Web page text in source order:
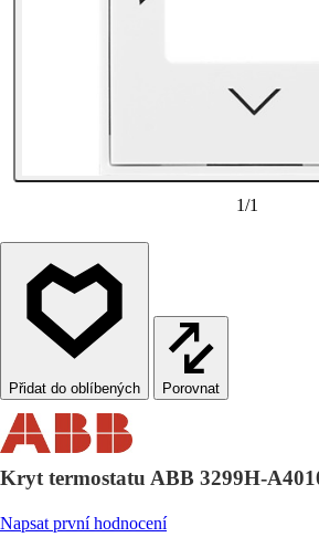
1/1
Porovnat
Kryt termostatu ABB 3299H-
Napsat první hodnocení